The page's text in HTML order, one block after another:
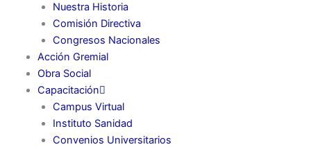
Nuestra Historia
Comisión Directiva
Congresos Nacionales
Acción Gremial
Obra Social
Capacitación
Campus Virtual
Instituto Sanidad
Convenios Universitarios